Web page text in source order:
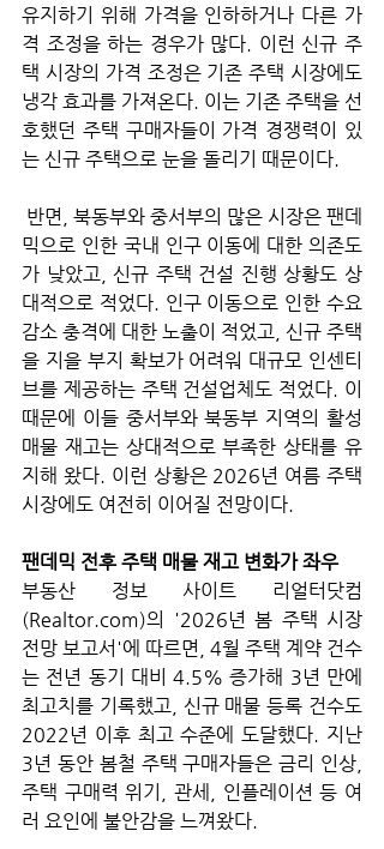
유지하기 위해 가격을 인하하거나 다른 가
격 조정을 하는 경우가 많다. 이런 신규 주
택 시장의 가격 조정은 기존 주택 시장에도
냉각 효과를 가져온다. 이는 기존 주택을 선
호했던 주택 구매자들이 가격 경쟁력이 있
는 신규 주택으로 눈을 돌리기 때문이다.
믹으로 인한 국내 인구 이동에 대한 의존도
가 낮았고, 신규 주택 건설 진행 상황도 상
대적으로 적었다. 인구 이동으로 인한 수요
감소 충격에 대한 노출이 적었고, 신규 주택
을 지을 부지 확보가 어려워 대규모 인센티
브를 제공하는 주택 건설업체도 적었다. 이
때문에 이들 중서부와 북동부 지역의 활성
매물 재고는 상대적으로 부족한 상태를 유
지해 왔다. 이런 상황은 2026년 여름 주택
시장에도 여전히 이어질 전망이다.
팬데믹 전후 주택 매물 재고 변화가 좌우
부동산 정보 사이트 리얼터닷컴
(Realtor.com)의 '2026년 봄 주택 시장
전망 보고서'에 따르면, 4월 주택 계약 건수
는 전년 동기 대비 4.5% 증가해 3년 만에
최고치를 기록했고, 신규 매물 등록 건수도
2022년 이후 최고 수준에 도달했다. 지난
3년 동안 봄철 주택 구매자들은 금리 인상,
주택 구매력 위기, 관세, 인플레이션 등 여
러 요인에 불안감을 느껴왔다.